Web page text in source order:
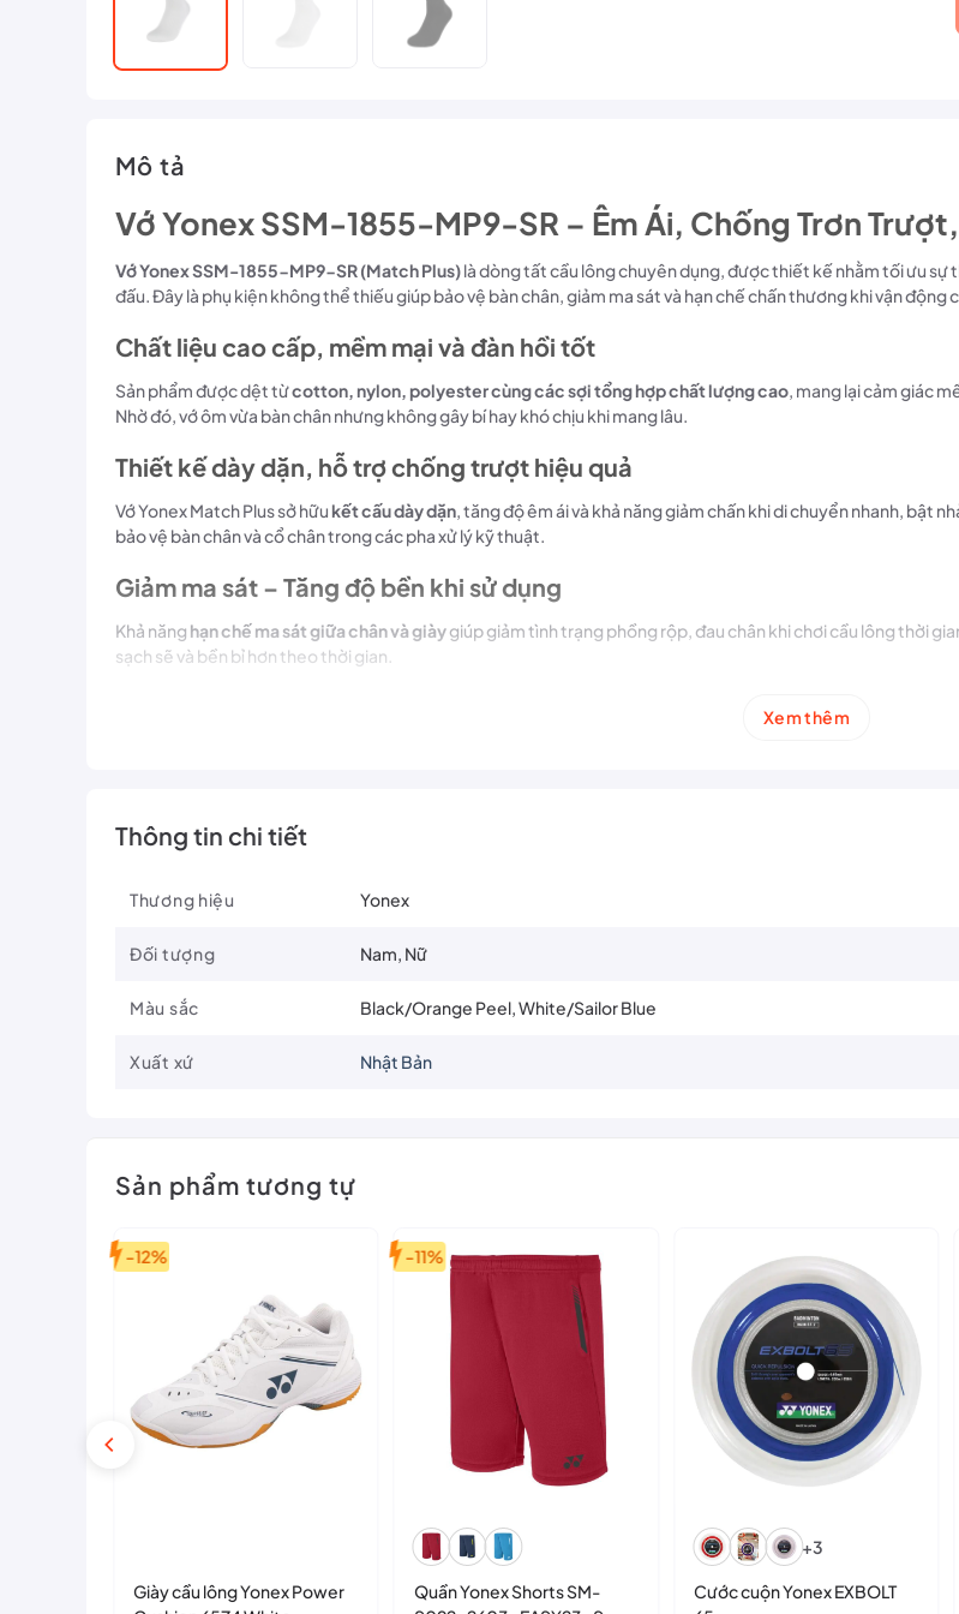
Mô tả
Vớ Yonex SSM-1855-MP9-SR – Êm Ái, Chống Trơn
Vớ Yonex SSM-1855-MP9-SR (Match Plus)là dòng tất cầu lông chuyên dụng, được thiết kế nhằm tối ưu
đấu. Đây là phụ kiện không thể thiếu giúp bảo vệ bàn chân, giảm ma sát và hạn chế chấn thương khi vận động
Chất liệu cao cấp, mềm mại và đàn hồi tốt
Sản phẩm được dệt từcotton, nylon, polyester cùng các sợi tổng hợp chất lượng cao, mang lại cảm giác
Nhờ đó, vớ ôm vừa bàn chân nhưng không gây bí hay khó chịu khi mang lâu.
Thiết kế dày dặn, hỗ trợ chống trượt hiệu quả
Vớ Yonex Match Plus sở hữukết cấu dày dặn, tăng độ êm ái và khả năng giảm chấn khi di chuyển nhanh, bật
bảo vệ bàn chân và cổ chân trong các pha xử lý kỹ thuật.
Giảm ma sát – Tăng độ bền khi sử dụng
Khả năng hạn chế ma sát giữa chân và giàygiúp giảm tình trạng phồng rộp, đau chân khi chơi cầu lông thời
sạch sẽ và bền bỉ hơn theo thời gian.
Xem thêm sản phẩmPhụ kiện cầu lông
Xem thêm
Thông tin chi tiết
Thương hiệu Yonex
Đối tượng Nam, Nữ
Màu sắc Black/Orange Peel, White/Sailor Blue
Xuất xứ Nhật Bản
Sản phẩm tương tự
-12%
Giày cầu lông Yonex Power
-11%
Quần Yonex Shorts SM-
+3
Cước cuộn Yonex EXBOLT